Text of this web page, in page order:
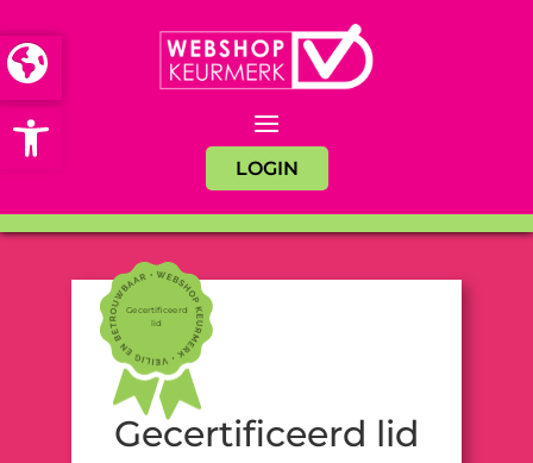
Open toolbar
LOGIN
Gecertificeerd
lid
Gecertificeerd lid